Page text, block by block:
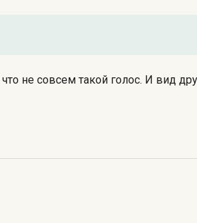
не совсем такой голос. И вид